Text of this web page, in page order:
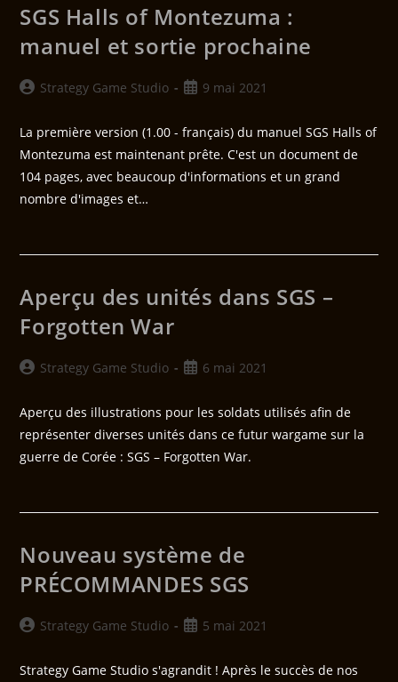
SGS Halls of Montezuma :
manuel et sortie prochaine
Strategy Game Studio 9 mai 2021
La première version (1.00 - français) du manuel SGS Halls of
Montezuma est maintenant prête. C'est un document de
104 pages, avec beaucoup d'informations et un grand
nombre d'images et…
Aperçu des unités dans SGS –
Forgotten War
Strategy Game Studio 6 mai 2021
Aperçu des illustrations pour les soldats utilisés afin de
représenter diverses unités dans ce futur wargame sur la
guerre de Corée : SGS – Forgotten War.
Nouveau système de
PRÉCOMMANDES SGS
Strategy Game Studio 5 mai 2021
Strategy Game Studio s'agrandit ! Après le succès de nos